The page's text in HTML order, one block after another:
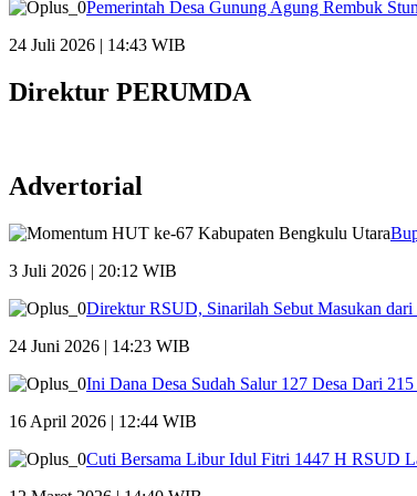
Pemerintah Desa Gunung Agung Rembuk
24 Juli 2026 | 14:43 WIB
Direktur PERUMDA
Advertorial
3 Juli 2026 | 20:12 WIB
Direktur RSUD, Sinarilah Sebut Masukan
24 Juni 2026 | 14:23 WIB
Ini Dana Desa Sudah Salur 127 Desa Dari
16 April 2026 | 12:44 WIB
Cuti Bersama Libur Idul Fitri 1447 H RSUD